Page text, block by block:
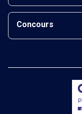
Concours